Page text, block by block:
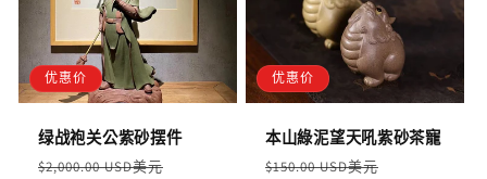
优惠价
绿战袍关公紫砂摆件
定
$2,000.00 USD美元
优惠价
本山綠泥望天吼紫砂茶寵
定
$150.00 USD美元